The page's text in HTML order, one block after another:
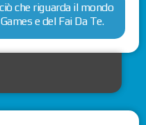
che riguarda il mondo
e del Fai Da Te.